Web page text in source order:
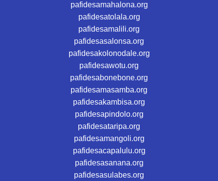
pafidesamahalona.org
pafidesatolala.org
pafidesamalili.org
pafidesasalonsa.org
pafidesakolonodale.org
pafidesawotu.org
pafidesabonebone.org
pafidesamasamba.org
pafidesakambisa.org
pafidesapindolo.org
pafidesataripa.org
pafidesamangoli.org
pafidesacapalulu.org
pafidesasanana.org
pafidesasulabes.org